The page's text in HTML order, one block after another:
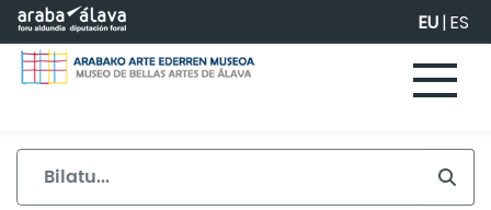
Eduki nagusira joan EU|ES